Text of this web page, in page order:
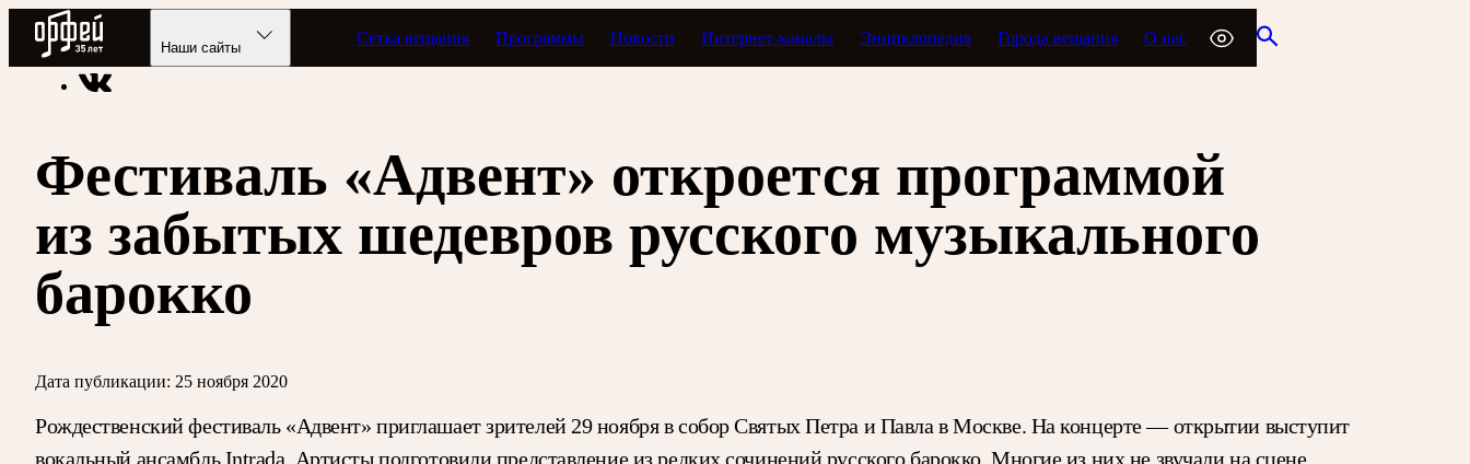
Радио Орфей
Наши сайты
Сетка вещания Программы Новости Интернет-каналы Энциклопедия Города вещания О нас
Радио классической музыки «Орфей» Новости
Фестиваль «Адвент» откроется программой
из забытых шедевров русского музыкального
барокко
Дата публикации: 25 ноября 2020
Рождественский фестиваль «Адвент» приглашает зрителей 29 ноября в собор Святых Петра и Павла в Москве. На концерте — открытии выступит
вокальный ансамбль Intrada. Артисты подготовили представление из редких сочинений русского барокко. Многие из них не звучали на сцене